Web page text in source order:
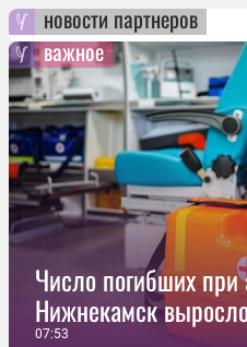
новости партнеров
важное
Число погибших
Нижнекамск
07:53